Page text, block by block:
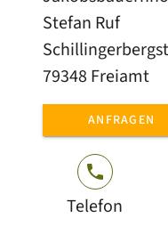
bei uns auf dem
unserem Ortsteil
dortigen Spielplatz.
Auch ein
lässt
Aussichtsturm
überblicken Sie
Vogesen und
Stefan Ruf
79348 Freiamt
ANFRAGEN
Telefon